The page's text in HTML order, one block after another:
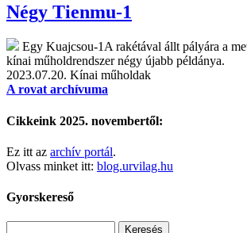
Négy Tienmu-1
Egy Kuajcsou-1A rakétával állt pályára a
kínai műholdrendszer négy újabb példánya.
2023.07.20. Kínai műholdak
A rovat archívuma
Cikkeink 2025. novembertől:
Ez itt az archív portál.
Olvass minket itt: blog.urvilag.hu
Gyorskereső